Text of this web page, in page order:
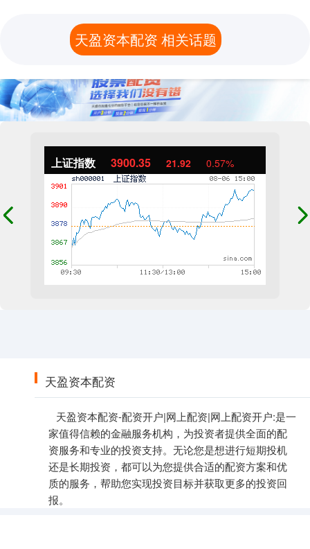
上证指数 3900.35 21.92 0.57%
天盈资本配资
天盈资本配资-配资开户|网上配资|网上配资开户:是一
家值得信赖的金融服务机构，为投资者提供全面的配
资服务和专业的投资支持。无论您是想进行短期投机
还是长期投资，都可以为您提供合适的配资方案和优
质的服务，帮助您实现投资目标并获取更多的投资回
报。
天盈资本配资 相关话题